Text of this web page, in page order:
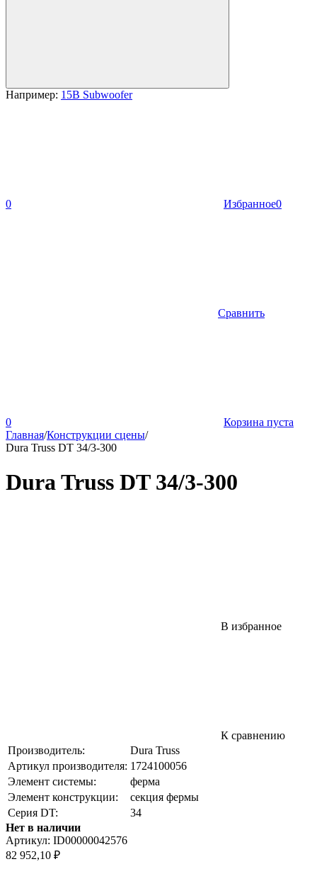
Например: 15B Subwoofer
0 Избранное0
Сравнить
0
Корзина пуста
Главная/Конструкции сцены/
Dura Truss DT 34/3-300
Dura Truss DT 34/3-300
В избранное
К сравнению
Производитель:
Dura Truss
Артикул производителя: 1724100056
Элемент системы:
ферма
Элемент конструкции:
секция фермы
Серия DT:
34
Нет в наличии
Артикул: ID00000042576
82 952,10 ₽